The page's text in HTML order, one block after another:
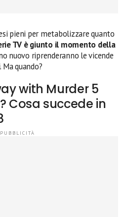
pieni per metabolizzare quanto
TV è giunto il momento della
nuovo riprenderanno le vicende
quando?
with Murder 5
Cosa succede in